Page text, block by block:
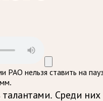
РАО нельзя ставить на
талантами. Среди них